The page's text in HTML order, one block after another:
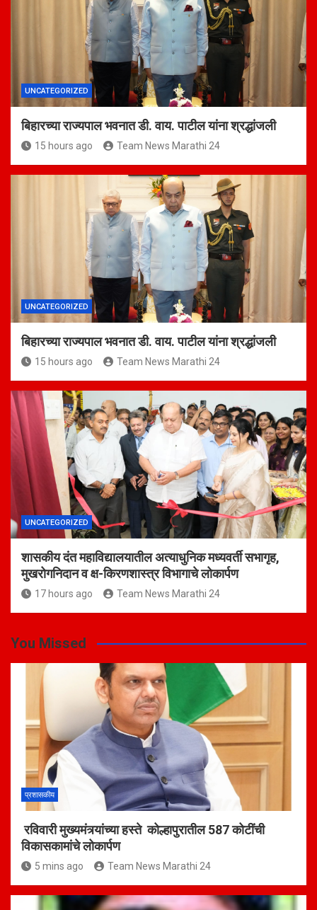
UNCATEGORIZED
बिहारच्या राज्यपाल भवनात डी. वाय. पाटील यांना श्रद्धांजली
15 hours ago Team News Marathi 24
UNCATEGORIZED
बिहारच्या राज्यपाल भवनात डी. वाय. पाटील यांना श्रद्धांजली
15 hours ago Team News Marathi 24
UNCATEGORIZED
शासकीय दंत महाविद्यालयातील अत्याधुनिक मध्यवर्ती सभागृह,
मुखरोगनिदान व क्ष-किरणशास्त्र विभागाचे लोकार्पण
17 hours ago Team News Marathi 24
You Missed
प्रशासकीय
रविवारी मुख्यमंत्र्यांच्या हस्ते कोल्हापुरातील 587 कोटींची
विकासकामांचे लोकार्पण
5 mins ago Team News Marathi 24